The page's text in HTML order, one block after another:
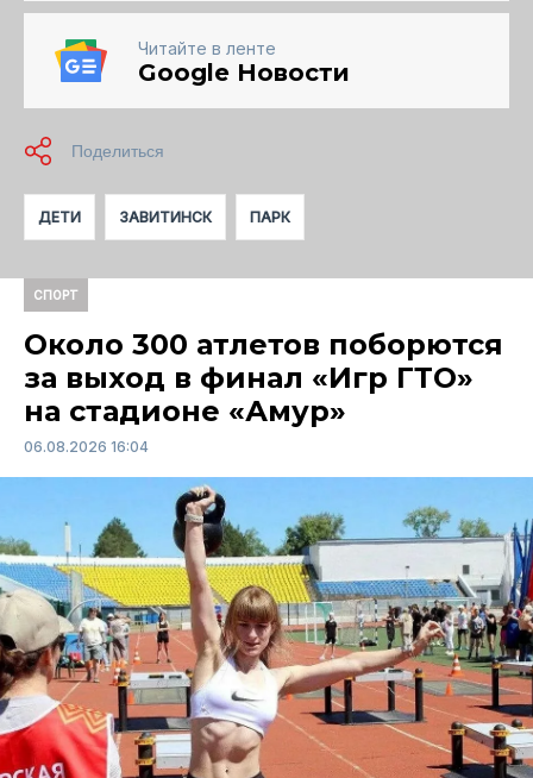
Читайте в ленте
Google Новости
ДЕТИ ЗАВИТИНСК ПАРК
СПОРТ
Около 300 атлетов поборются
за выход в финал «Игр ГТО»
на стадионе «Амур»
06.08.2026 16:04